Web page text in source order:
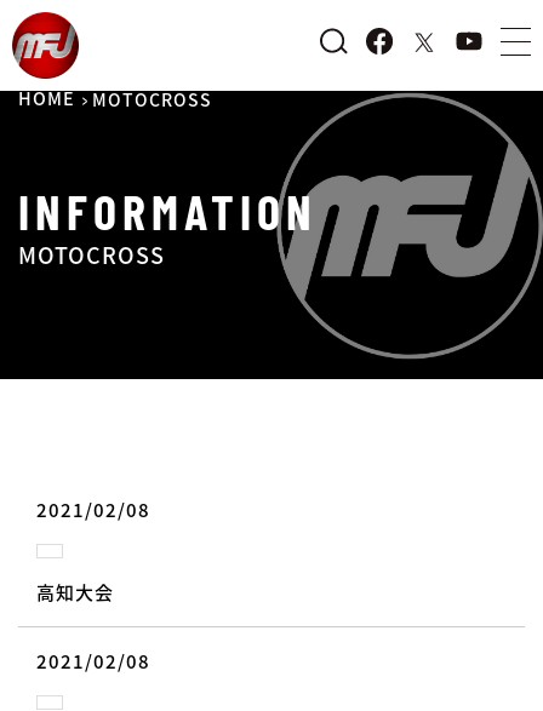
HOME MOTOCROSS
INFORMATION
MOTOCROSS
2021/02/08
高知大会
2021/02/08